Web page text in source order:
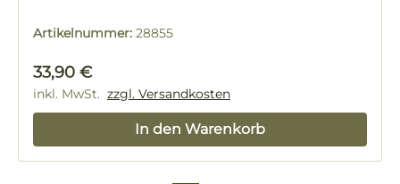
Artikelnummer: 28855
Regulärer Preis:
33,90 €
inkl. MwSt. zzgl. Versandkosten
In den Warenkorb